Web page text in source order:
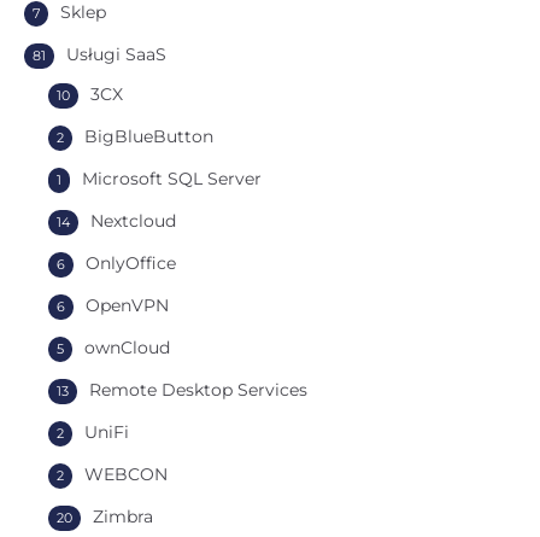
Sklep
7
Usługi SaaS
81
3CX
10
BigBlueButton
2
Microsoft SQL Server
1
Nextcloud
14
OnlyOffice
6
OpenVPN
6
ownCloud
5
Remote Desktop Services
13
UniFi
2
WEBCON
2
Zimbra
20